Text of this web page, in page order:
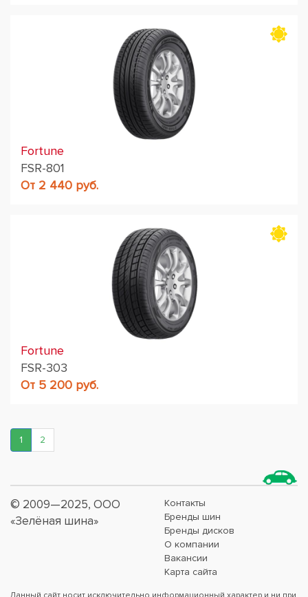
Fortune
FSR-801
От 2 440 руб.
Fortune
FSR-303
От 5 200 руб.
1 2
© 2009—2025, ООО
«Зелёная шина»
Контакты
Бренды шин
Бренды дисков
О компании
Вакансии
Карта сайта